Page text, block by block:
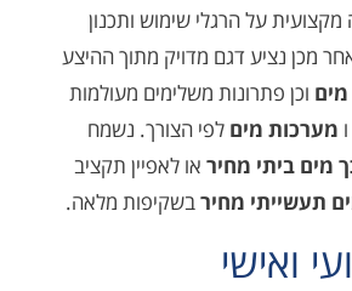
שימוש ותכנון
מדויק מתוך ההיצע
משלימים מעולמות
לפי הצורך. נשמח
או לאפיין תקציב
בשקיפות מלאה.